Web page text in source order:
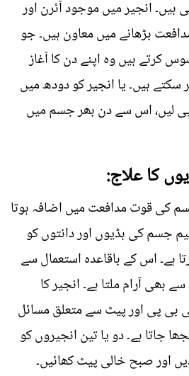
ہیں۔ انجیر میں موجود آئرن اور
بڑھانے میں معاون ہیں۔ جو
کرتے ہیں وہ اپنے دن کا آغاز
سکتے ہیں۔ یا انجیر کو دودھ میں
لیں، اس سے دن بھر جسم میں
کا علاج:
کی قوت مدافعت میں اضافہ ہوتا
جسم کی ہڈیوں اور دانتوں کو
ہے۔ اس کے باقاعدہ استعمال سے
بھی آرام ملتا ہے۔ انجیر کا
بی پی اور پیٹ سے متعلق مسائل
جاتا ہے۔ دو یا تین انجیروں کو
اور صبح خالی پیٹ کھائیں۔